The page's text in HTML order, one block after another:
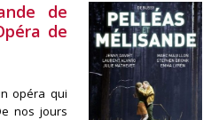
de
de
opéra qui
nos jours